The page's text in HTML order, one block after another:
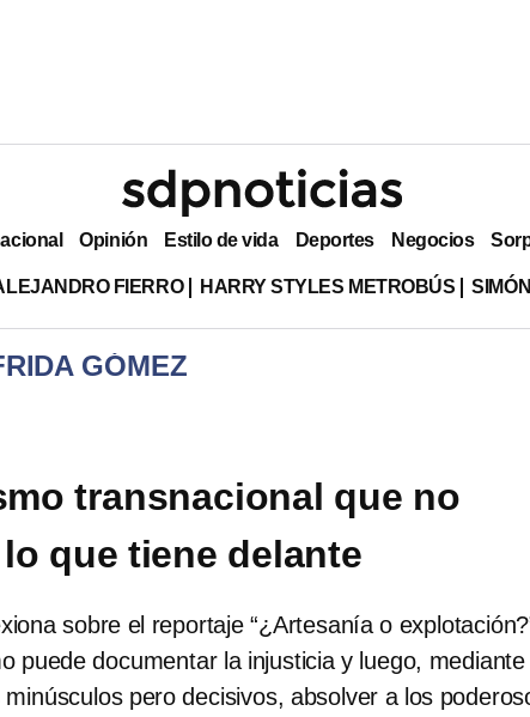
Opinión Estilo de vida Deportes Negocios
FIERRO HARRY STYLES METROBÚS
GÓMEZ
transnacional que no
que tiene delante
sobre el reportaje “¿Artesanía o
puede documentar la injusticia y luego, mediante
pero decisivos, absolver a los